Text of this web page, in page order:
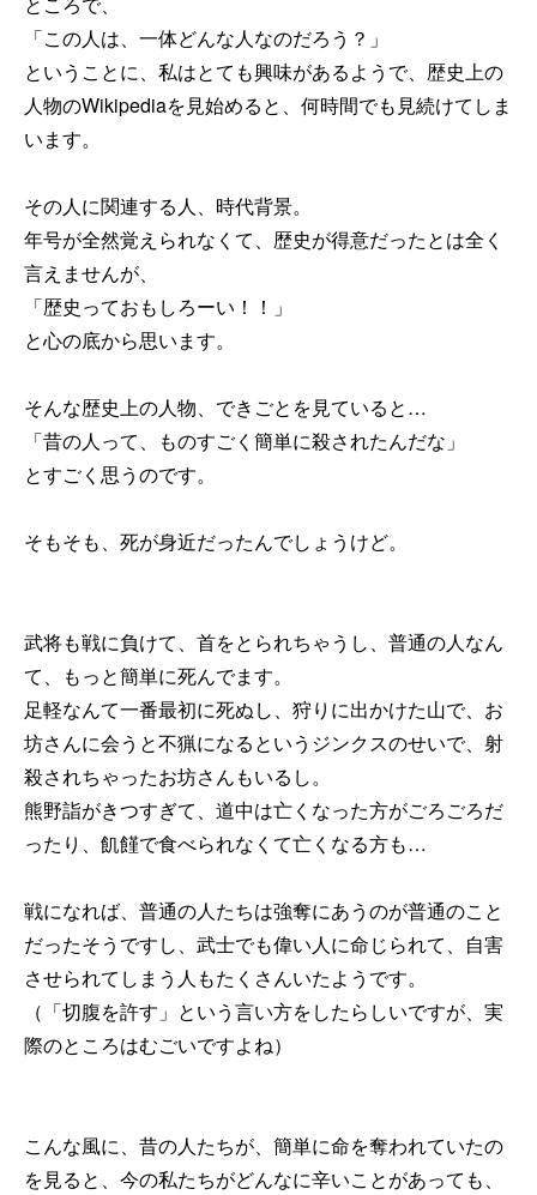
「この人は、一体どんな人なのだろう？」
ということに、私はとても興味があるようで、歴史上の
人物のWikipediaを見始めると、何時間でも見続けてしま
います。
その人に関連する人、時代背景。
年号が全然覚えられなくて、歴史が得意だったとは全く
言えませんが、
「歴史っておもしろーい！！」
と心の底から思います。
そんな歴史上の人物、できごとを見ていると…
「昔の人って、ものすごく簡単に殺されたんだな」
とすごく思うのです。
そもそも、死が身近だったんでしょうけど。
武将も戦に負けて、首をとられちゃうし、普通の人なん
て、もっと簡単に死んでます。
足軽なんて一番最初に死ぬし、狩りに出かけた山で、お
坊さんに会うと不猟になるというジンクスのせいで、射
殺されちゃったお坊さんもいるし。
熊野詣がきつすぎて、道中は亡くなった方がごろごろだ
ったり、飢饉で食べられなくて亡くなる方も…
戦になれば、普通の人たちは強奪にあうのが普通のこと
だったそうですし、武士でも偉い人に命じられて、自害
させられてしまう人もたくさんいたようです。
（「切腹を許す」という言い方をしたらしいですが、実
際のところはむごいですよね）
こんな風に、昔の人たちが、簡単に命を奪われていたの
を見ると、今の私たちがどんなに辛いことがあっても、